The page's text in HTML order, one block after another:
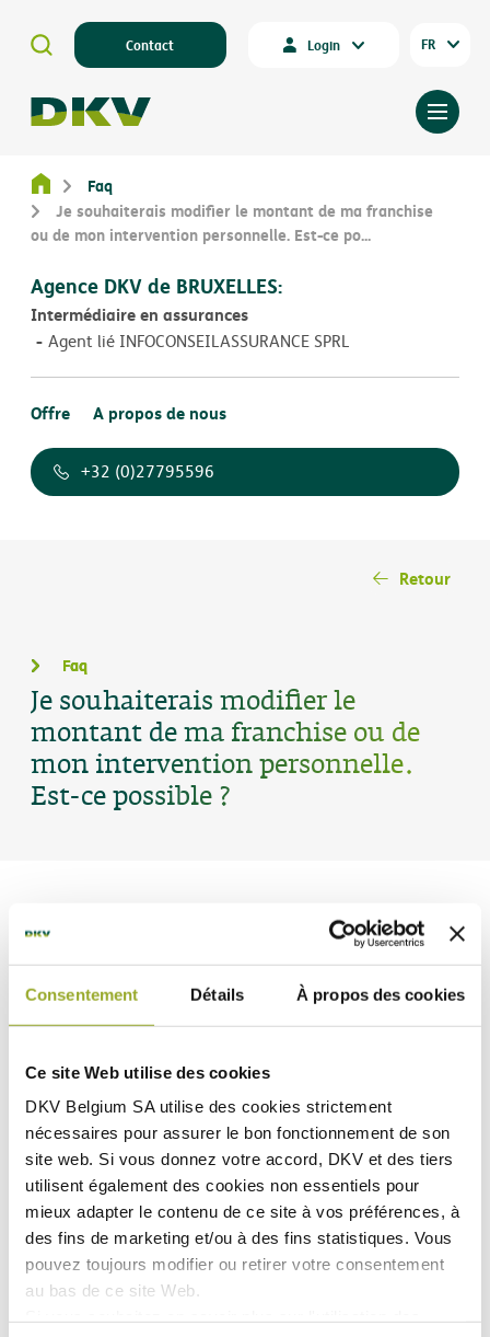
Consentement Détails À propos des cookies
Ce site Web utilise des cookies
DKV Belgium SA utilise des cookies strictement
nécessaires pour assurer le bon fonctionnement de son
site web. Si vous donnez votre accord, DKV et des tiers
utilisent également des cookies non essentiels pour
mieux adapter le contenu de ce site à vos préférences, à
des fins de marketing et/ou à des fins statistiques. Vous
pouvez toujours modifier ou retirer votre consentement
au bas de ce site Web.
Contact Login FR
Agence DKV de BRUXELLES:
Intermédiaire en assurances
Agent lié INFOCONSEILASSURANCE SPRL
Offre A propos de nous
+32 (0)27795596
Faq
Je souhaiterais modifier le
montant de ma franchise ou de
mon intervention personnelle.
Est-ce possible ?
Retour
Faq
Je souhaiterais modifier le montant de ma franchise
ou de mon intervention personnelle. Est-ce po...
La modification de votre franchise ou de votre
intervention personnelle a une influence sur votre prime.
Plus le montant est élevé, plus votre prime est basse.
champ Informations complémentaires de quelle
intervention personnelle.
Assuré à titre individuel
Gérer mon contrat